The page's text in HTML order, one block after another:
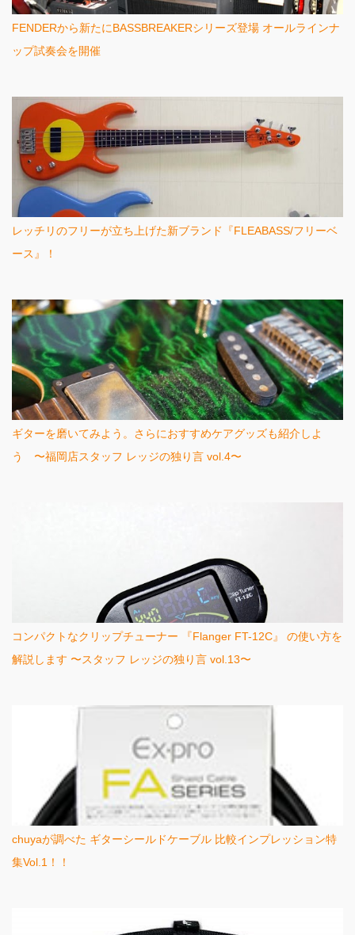
FENDERから新たにBASSBREAKERシリーズ登場 オールラインナ
ップ試奏会を開催
レッチリのフリーが立ち上げた新ブランド『FLEABASS/フリーベ
ース』！
ギターを磨いてみよう。さらにおすすめケアグッズも紹介しよ
う 〜福岡店スタッフ レッジの独り言 vol.4〜
コンパクトなクリップチューナー 『Flanger FT-12C』 の使い方を
解説します 〜スタッフ レッジの独り言 vol.13〜
chuyaが調べた ギターシールドケーブル 比較インプレッション特
集Vol.1！！